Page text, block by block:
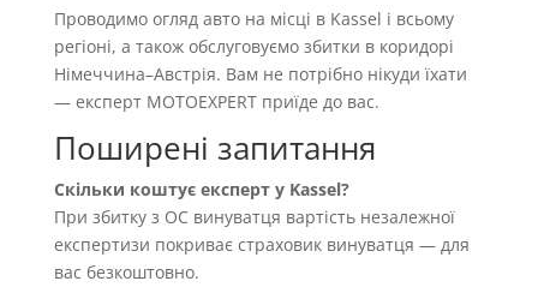
Проводимо огляд авто на місці в Kassel і всьому
регіоні, а також обслуговуємо збитки в коридорі
Німеччина–Австрія. Вам не потрібно нікуди їхати
— експерт MOTOEXPERT приїде до вас.
Поширені запитання
Скільки коштує експерт у Kassel?
При збитку з OC винуватця вартість незалежної
експертизи покриває страховик винуватця — для
вас безкоштовно.